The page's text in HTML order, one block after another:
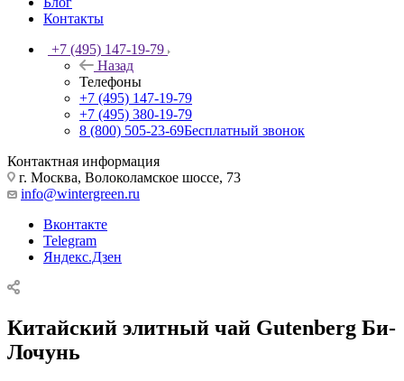
Контакты
+7 (495) 147-19-79
Назад
Телефоны
+7 (495) 147-19-79
+7 (495) 380-19-79
8 (800) 505-23-69Бесплатный звонок
Контактная информация
г. Москва, Волоколамское шоссе, 73
info@wintergreen.ru
Вконтакте
Telegram
Яндекс.Дзен
Китайский элитный чай Gutenberg Би-
Лочунь